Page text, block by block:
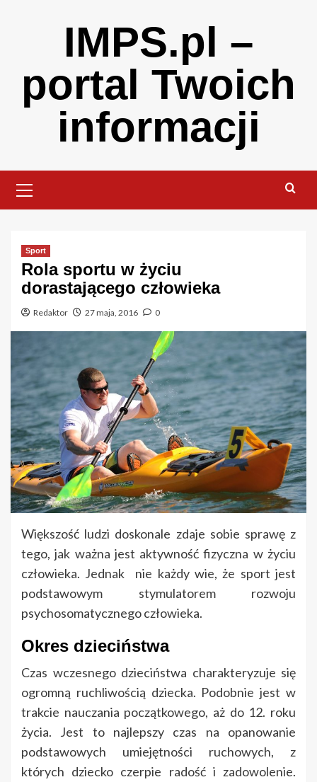
IMPS.pl –
portal Twoich
informacji
Menu
Sport
Rola sportu w życiu
dorastającego człowieka
Redaktor 27 maja, 2016 0
Większość ludzi doskonale zdaje sobie sprawę z
tego, jak ważna jest aktywność fizyczna w życiu
człowieka. Jednak nie każdy wie, że sport jest
podstawowym stymulatorem rozwoju
psychosomatycznego człowieka.
Okres dzieciństwa
Czas wczesnego dzieciństwa charakteryzuje się
ogromną ruchliwością dziecka. Podobnie jest w
trakcie nauczania początkowego, aż do 12. roku
życia. Jest to najlepszy czas na opanowanie
podstawowych umiejętności ruchowych, z
których dziecko czerpie radość i zadowolenie.